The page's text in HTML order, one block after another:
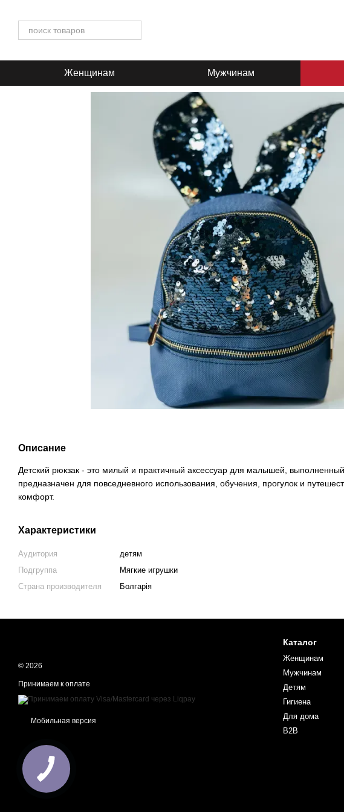
Женщинам Мужчинам
Описание
Детский рюкзак - это милый и практичный аксессуар для малышей,
предназначен для повседневного использования, обучения, прогулок и
комфорт.
Характеристики
Аудитория
детям
Подгруппа
Мягкие игрушки
Страна производителя
Болгарія
© 2026
Принимаем к оплате
Мобильная версия
Каталог
Женщинам
Мужчинам
Детям
Гигиена
Для дома
B2B